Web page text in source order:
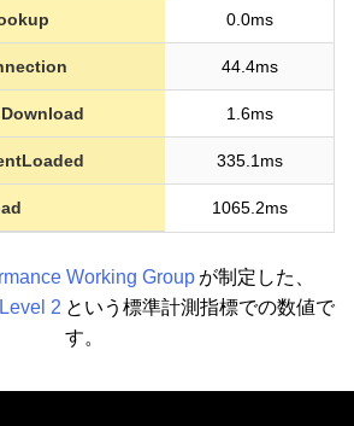
0.0ms
44.4ms
1.6ms
335.1ms
1065.2ms
Working Group が制定した、
2 という標準計測指標での数値で
す。